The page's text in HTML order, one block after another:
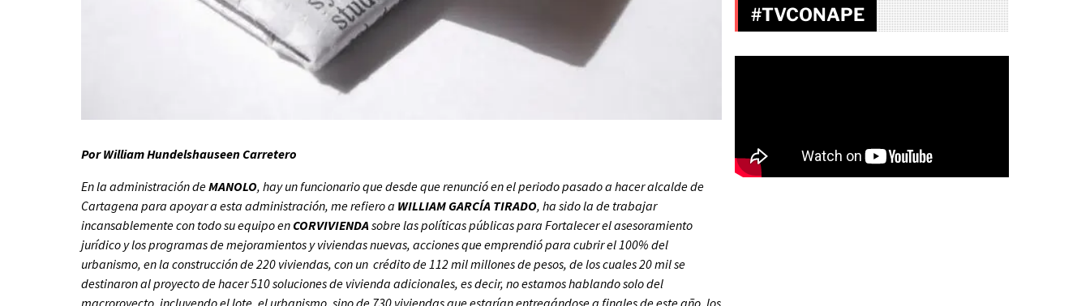
Por William Hundelshauseen Carretero
En la administración deMANOLO, hay un funcionario que desde que renunció en el periodo pasado a hacer alcalde de
Cartagena para apoyar a esta administración, me refiero a WILLIAM GARCÍA TIRADO, ha sido la de trabajar
incansablemente con todo su equipo en CORVIVIENDA sobre las políticas públicas para Fortalecer el asesoramiento
jurídico y los programas de mejoramientos y viviendas nuevas, acciones que emprendió para cubrir el 100% del
urbanismo, en la construcción de 220 viviendas, con un crédito de 112 mil millones de pesos, de los cuales 20 mil se
destinaron al proyecto de hacer 510 soluciones de vivienda adicionales, es decir, no estamos hablando solo del
macroroyecto, incluyendo el lote, el urbanismo, sino de 730 viviendas que estarían entregándose a finales de este año, los
#TVCONAPE